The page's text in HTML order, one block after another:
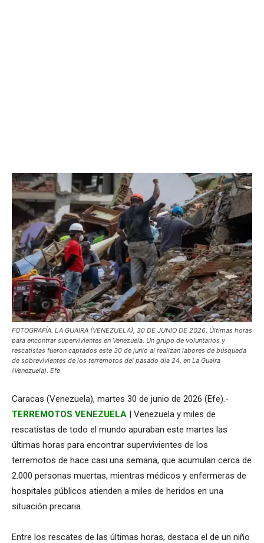
FOTOGRAFÍA. LA GUAIRA (VENEZUELA), 30 DE JUNIO DE 2026. Últimas horas
para encontrar supervivientes en Venezuela. Un grupo de voluntarios y
rescatistas fueron captados este 30 de junio al realizan labores de búsqueda
de sobrevivientes de los terremotos del pasado día 24, en La Guaira
(Venezuela). Efe
Caracas (Venezuela), martes 30 de junio de 2026 (Efe).-
TERREMOTOS VENEZUELA | Venezuela y miles de
rescatistas de todo el mundo apuraban este martes las
últimas horas para encontrar supervivientes de los
terremotos de hace casi una semana, que acumulan cerca de
2.000 personas muertas, mientras médicos y enfermeras de
hospitales públicos atienden a miles de heridos en una
situación precaria.
Entre los rescates de las últimas horas, destaca el de un niño